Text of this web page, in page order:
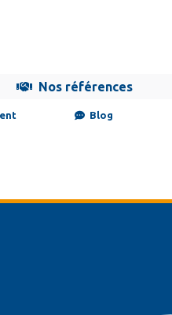
Nos références
Blog